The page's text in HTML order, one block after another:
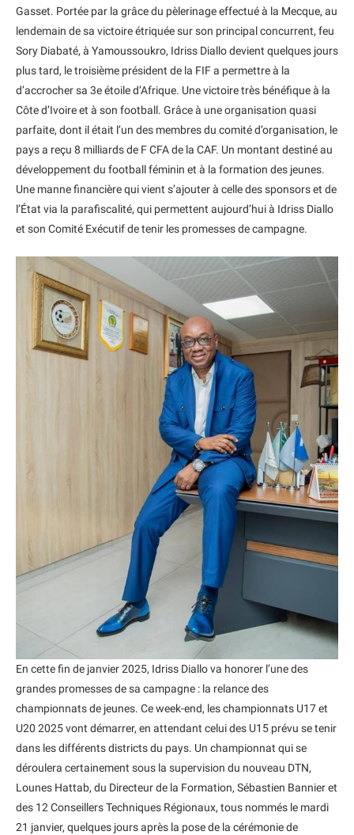
Gasset. Portée par la grâce du pèlerinage effectué à la Mecque, au
lendemain de sa victoire étriquée sur son principal concurrent, feu
Sory Diabaté, à Yamoussoukro, Idriss Diallo devient quelques jours
plus tard, le troisième président de la FIF a permettre à la
d’accrocher sa 3e étoile d’Afrique. Une victoire très bénéfique à la
Côte d’Ivoire et à son football. Grâce à une organisation quasi
parfaite, dont il était l’un des membres du comité d’organisation, le
pays a reçu 8 milliards de F CFA de la CAF. Un montant destiné au
développement du football féminin et à la formation des jeunes.
Une manne financière qui vient s’ajouter à celle des sponsors et de
l’État via la parafiscalité, qui permettent aujourd’hui à Idriss Diallo
et son Comité Exécutif de tenir les promesses de campagne.
En cette fin de janvier 2025, Idriss Diallo va honorer l’une des
grandes promesses de sa campagne : la relance des
championnats de jeunes. Ce week-end, les championnats U17 et
U20 2025 vont démarrer, en attendant celui des U15 prévu se tenir
dans les différents districts du pays. Un championnat qui se
déroulera certainement sous la supervision du nouveau DTN,
Lounes Hattab, du Directeur de la Formation, Sébastien Bannier et
des 12 Conseillers Techniques Régionaux, tous nommés le mardi
21 janvier, quelques jours après la pose de la cérémonie de